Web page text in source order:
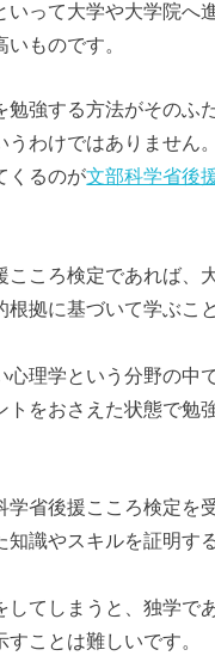
いって大学や大学院へ
ものです。
勉強する方法がそのふ
うわけではありません。
くるのが文部科学省後
こころ検定であれば、
根拠に基づいて学ぶこ
心理学という分野の中
トをおさえた状態で勉
学省後援こころ検定を
知識やスキルを証明す
してしまうと、独学で
ことは難しいです。